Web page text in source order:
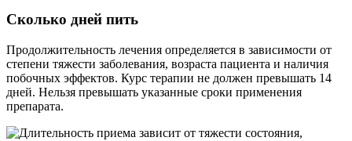
Сколько дней пить
Продолжительность лечения определяется в зависимости от
степени тяжести заболевания, возраста пациента и наличия
побочных эффектов. Курс терапии не должен превышать 14
дней. Нельзя превышать указанные сроки применения
препарата.